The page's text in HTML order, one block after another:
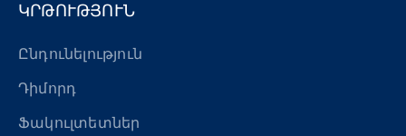
ԿՐԹՈՒԹՅՈՒՆ
Ընդունելություն
Դիմորդ
Ֆակուլտետներ